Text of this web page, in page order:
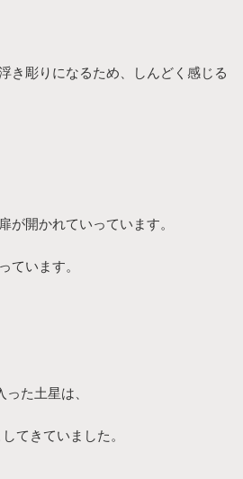
き彫りになるため、しんどく感じる
開かれていっています。
ています。
た土星は、
てきていました。